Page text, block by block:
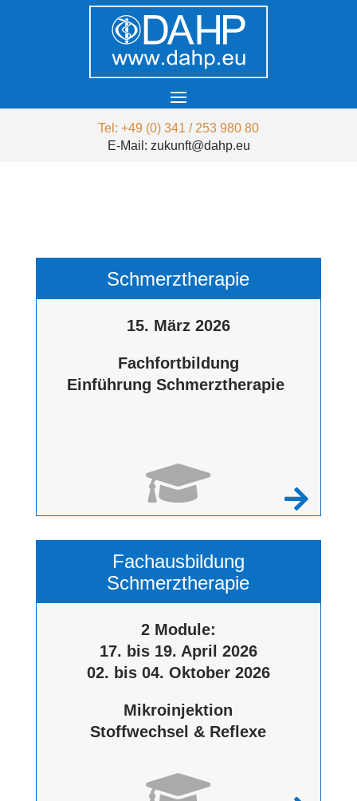
Tel: +49 (0) 341 / 253 980 80
E-Mail: zukunft@dahp.eu
Schmerztherapie
15. März 2026
Fachfortbildung
Einführung Schmerztherapie
 
Fachausbildung
Schmerztherapie
2 Module:
17. bis 19. April 2026
02. bis 04. Oktober 2026
Mikroinjektion
Stoffwechsel & Reflexe